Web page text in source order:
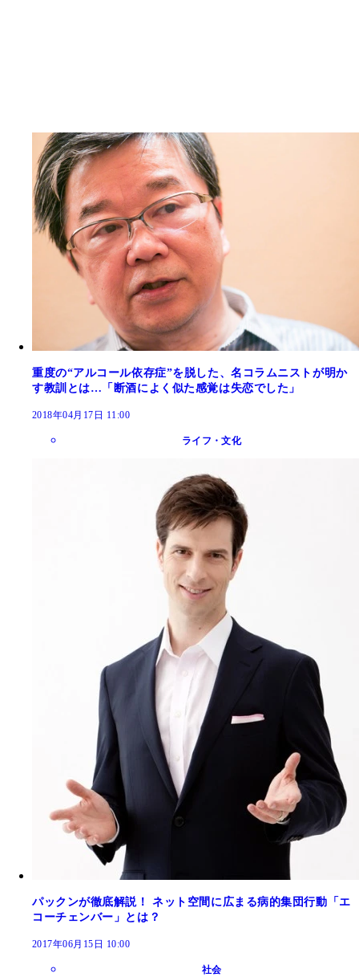
重度の“アルコール依存症”を脱した、名コラムニストが明か
す教訓とは…「断酒によく似た感覚は失恋でした」
2018年04月17日 11:00
ライフ・文化
パックンが徹底解説！ ネット空間に広まる病的集団行動「エ
コーチェンバー」とは？
2017年06月15日 10:00
社会